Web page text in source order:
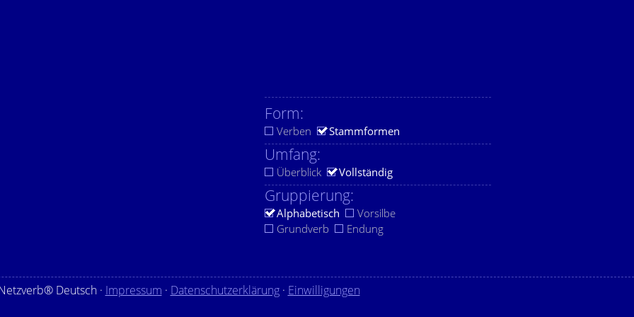
Form:
Verben Stammformen
Umfang:
Überblick Vollständig
Gruppierung:
Alphabetisch
Vorsilbe
Grundverb
Endung
Deutsch · Impressum · Datenschutzerklärung· Einwilligungen